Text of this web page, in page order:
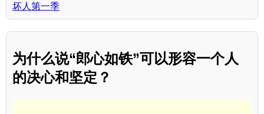
坏人第一季
为什么说“郎心如铁”可以形容一个人
的决心和坚定？